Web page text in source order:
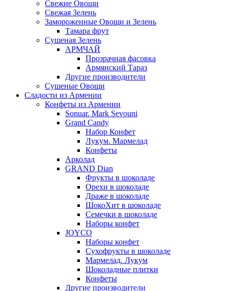
Свежие Овощи
Свежая Зелень
Замороженные Овощи и Зелень
Тамара фрут
Сушеная Зелень
АРМЧАЙ
Прозрачная фасовка
Армянский Тараз
Другие производители
Сушеные Овощи
Сладости из Армении
Конфеты из Армении
Sonuar. Mark Sevouni
Grand Candy
Набор Конфет
Лукум. Мармелад
Конфеты
Арколад
GRAND Dian
Фрукты в шоколаде
Орехи в шоколаде
Драже в шоколаде
ШокоХит в шоколаде
Семечки в шоколаде
Наборы конфет
JOYCO
Наборы конфет
Сухофрукты в шоколаде
Мармелад. Лукум
Шоколадные плитки
Конфеты
Другие производители